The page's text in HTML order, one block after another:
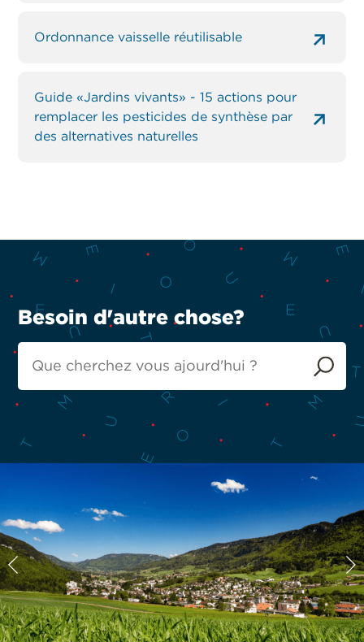
Ordonnance vaisselle réutilisable
Guide «Jardins vivants» - 15 actions pour
remplacer les pesticides de synthèse par
des alternatives naturelles
Besoin d'autre chose?